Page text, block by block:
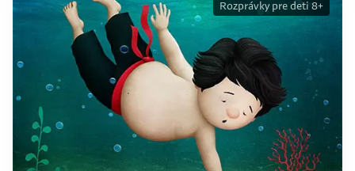
Rozprávky pre deti 8+